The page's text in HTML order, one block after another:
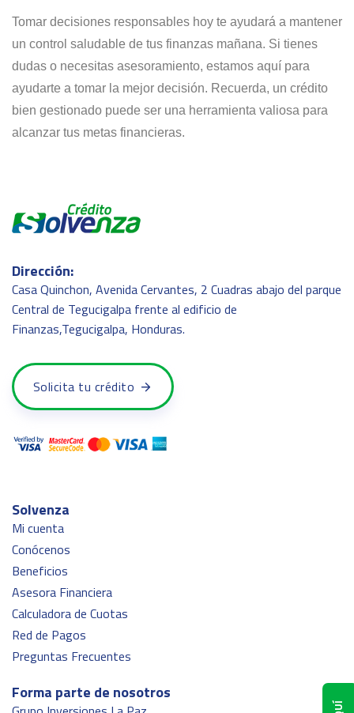
Tomar decisiones responsables hoy te ayudará a mantener
un control saludable de tus finanzas mañana. Si tienes
dudas o necesitas asesoramiento, estamos aquí para
ayudarte a tomar la mejor decisión. Recuerda, un crédito
bien gestionado puede ser una herramienta valiosa para
alcanzar tus metas financieras.
Dirección:
Casa Quinchon, Avenida Cervantes, 2 Cuadras abajo del parque
Central de Tegucigalpa frente al edificio de
Finanzas,Tegucigalpa, Honduras.
Solicita tu crédito
Solvenza
Mi cuenta
Conócenos
Beneficios
Asesora Financiera
Calculadora de Cuotas
Red de Pagos
Preguntas Frecuentes
Forma parte de nosotros